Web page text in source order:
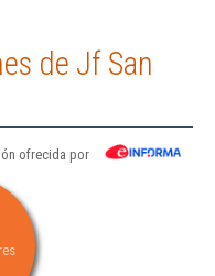
de Jf San
ofrecida por